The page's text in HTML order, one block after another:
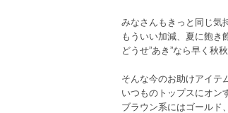
みなさんもきっと同じ気
もういい加減、夏に飽き
どうせ”あき”なら早く秋
そんな今のお助けアイテ
いつものトップスにオン
ブラウン系にはゴールド